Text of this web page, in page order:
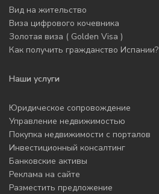
Вид на жительство
Виза цифрового кочевника
Золотая виза ( Golden Visa )
Как получить гражданство Испании?
Наши услуги
Юридическое сопровождение
Управление недвижимостью
Покупка недвижимости с порталов
Инвестиционный консалтинг
Банковские активы
Реклама на сайте
Разместить предложение